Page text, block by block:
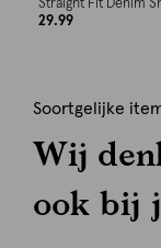
Straight Fit Denim
29.99
Soortgelijke
Wij
ook bij